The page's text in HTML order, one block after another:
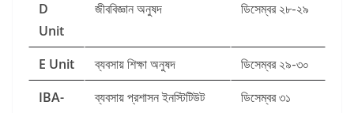
D
Unit
জীববিজ্ঞান অনুষদ ডিসেম্বর ২৮-২৯
E Unit ব্যবসায় শিক্ষা অনুষদ
ডিসেম্বর ২৯-৩০
IBA-
ব্যবসায় প্রশাসন ইনস্টিটিউট ডিসেম্বর ৩১